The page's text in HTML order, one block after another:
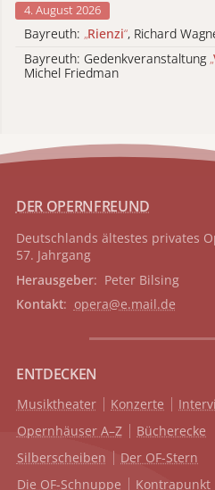
4. August 2026
Bayreuth: „Rienzi“, Richard
Bayreuth: Gedenkveranstaltung „
Michel Friedman
DER OPERNFREUND
Deutschlands ältestes privates
57. Jahrgang
Herausgeber: Peter Bilsing
Kontakt: opera@e.mail.de
ENTDECKEN
Musiktheater Konzerte
Opernhäuser A–Z
Bücherecke
Silberscheiben
Der OF-Stern
Die OF-Schnuppe
Kontrapunkt